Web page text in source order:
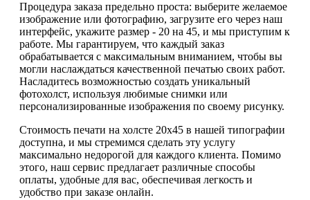
Процедура заказа предельно проста: выберите желаемое
изображение или фотографию, загрузите его через наш
интерфейс, укажите размер - 20 на 45, и мы приступим к
работе. Мы гарантируем, что каждый заказ
обрабатывается с максимальным вниманием, чтобы вы
могли наслаждаться качественной печатью своих работ.
Насладитесь возможностью создать уникальный
фотохолст, используя любимые снимки или
персонализированные изображения по своему рисунку.
Стоимость печати на холсте 20х45 в нашей типографии
доступна, и мы стремимся сделать эту услугу
максимально недорогой для каждого клиента. Помимо
этого, наш сервис предлагает различные способы
оплаты, удобные для вас, обеспечивая легкость и
удобство при заказе онлайн.